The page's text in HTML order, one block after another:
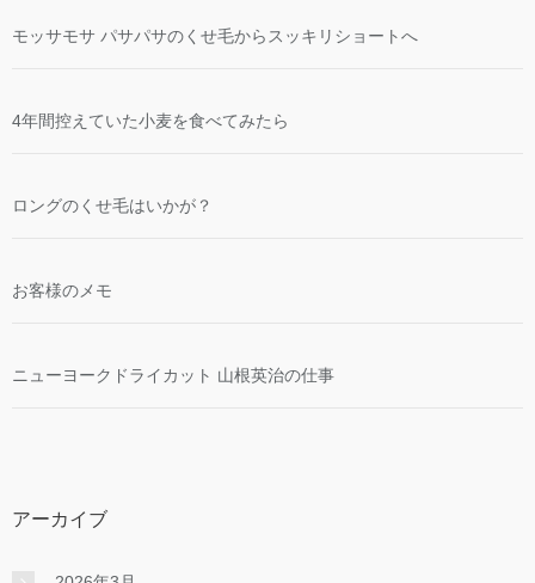
モッサモサ パサパサのくせ毛からスッキリショートへ
4年間控えていた小麦を食べてみたら
ロングのくせ毛はいかが？
お客様のメモ
ニューヨークドライカット 山根英治の仕事
アーカイブ